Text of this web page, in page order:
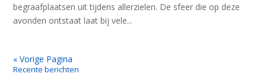
begraafplaatsen uit tijdens allerzielen. De sfeer die op deze
avonden ontstaat laat bij vele...
« Vorige Pagina
Recente berichten